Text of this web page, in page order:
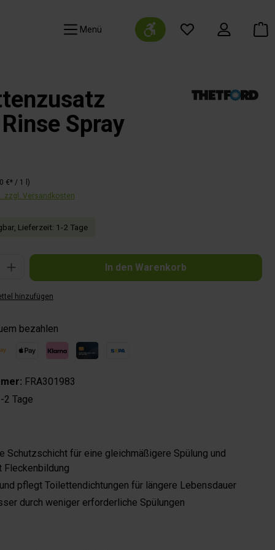
Navigation Werkzeugleiste anzeigen
Spray
€* / 1 l)
zzgl. Versandkosten
Lieferzeit: 1-2 Tage
Gib den gewünschten Wert ein oder benutze die Schaltflächen um die Anzahl
In den Warenkorb
hinzufügen
bezahlen
FRA301983
2 Tage
Schutzschicht für eine gleichmäßigere Spülung und
Fleckenbildung
pflegt Toilettendichtungen für längere Lebensdauer
durch weniger erforderliche Spülungen